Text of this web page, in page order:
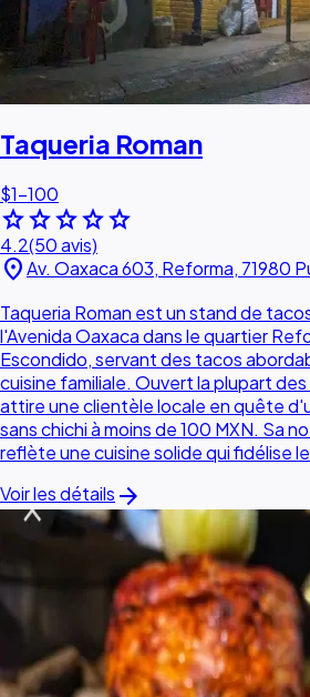
Taqueria Roman
$1–100
starstarstarstarstar
4.2(50 avis)
location_onAv. Oaxaca 603, Reforma, 71980
Taqueria Roman est un stand de
l'Avenida Oaxaca dans le quartier
Escondido, servant des tacos
cuisine familiale. Ouvert la plupart des
attire une clientèle locale en quête
sans chichi à moins de 100 MXN. Sa
reflète une cuisine solide qui fidélise
Voir les détails arrow_forward